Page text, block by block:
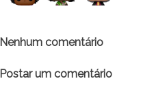
Nenhum comentário
Postar um comentário